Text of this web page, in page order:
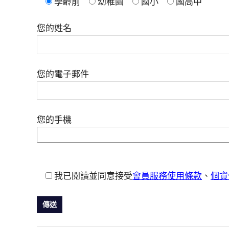
您的姓名
您的電子郵件
您的手機
我已閱讀並同意接受會員服務使用條款 、 個